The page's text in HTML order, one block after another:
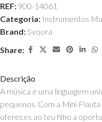
REF: 900-14061
Categoria: Instrumentos
Brand:Svoora
Share:
Descrição
A música é uma linguagem
pequenos. Com a Mini
ofereces ao teu filho a